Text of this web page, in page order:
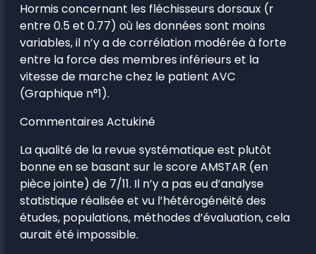
Hormis concernant les fléchisseurs dorsaux (r
entre 0.5 et 0.77) où les données sont moins
variables, il n’y a de corrélation modérée à forte
entre la force des membres inférieurs et la
vitesse de marche chez le patient AVC
(Graphique n°1).
Commentaires Actukiné
La qualité de la revue systématique est plutôt
bonne en se basant sur le score AMSTAR (en
pièce jointe) de 7/11. Il n’y a pas eu d’analyse
statistique réalisée et vu l’hétérogénéité des
études, populations, méthodes d’évaluation, cela
aurait été impossible.